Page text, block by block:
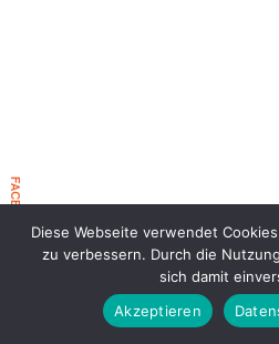
FACEBOOK EVENT 2026 Diese Webseite verwendet
zu verbessern. Durch die
sich damit
Akzeptieren